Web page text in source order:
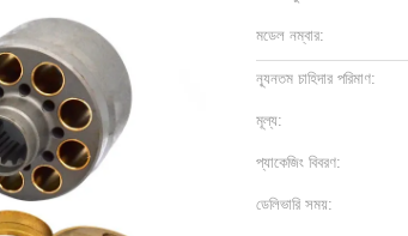
মডেল নম্বার:
ন্যূনতম চাহিদার পরিমাণ:
মূল্য:
প্যাকেজিং বিবরণ:
ডেলিভারি সময়: